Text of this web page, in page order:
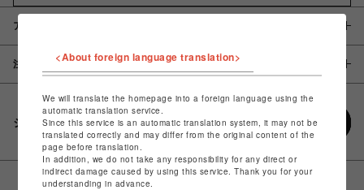
アイテム説明 / 素材
注意事項
シェアする
<About foreign language translation>
We will translate the homepage into a foreign language using the
automatic translation service.
Since this service is an automatic translation system, it may not be
translated correctly and may differ from the original content of the
page before translation.
In addition, we do not take any responsibility for any direct or
indirect damage caused by using this service. Thank you for your
understanding in advance.